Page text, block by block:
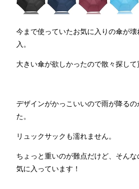
今まで使っていたお気に入りの傘が
入。
大きい傘が欲しかったので散々探して
デザインがかっこいいので雨が降る
た。
リュックサックも濡れません。
ちょっと重いのが難点だけど、そん
気に入っています！